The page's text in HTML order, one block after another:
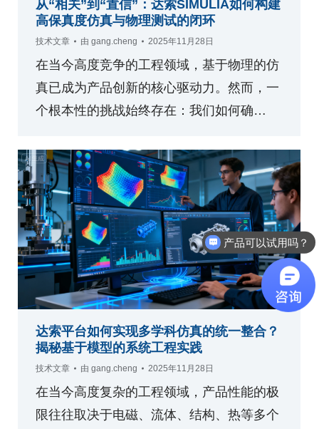
从“相关”到“置信”：达索SIMULIA如何构建
高保真度仿真与物理测试的闭环
技术文章 由 gang.cheng 2025年11月28日
在当今高度竞争的工程领域，基于物理的仿
真已成为产品创新的核心驱动力。然而，一
个根本性的挑战始终存在：我们如何确…
达索平台如何实现多学科仿真的统一整合？
揭秘基于模型的系统工程实践
技术文章 由 gang.cheng 2025年11月28日
在当今高度复杂的工程领域，产品性能的极
限往往取决于电磁、流体、结构、热等多个
产品可以试用吗？